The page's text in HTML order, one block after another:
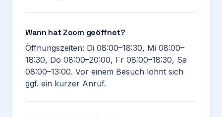
Wann hat Zoom geöffnet?
Öffnungszeiten: Di 08:00–18:30, Mi 08:00–
18:30, Do 08:00–20:00, Fr 08:00–18:30, Sa
08:00–13:00. Vor einem Besuch lohnt sich
ggf. ein kurzer Anruf.